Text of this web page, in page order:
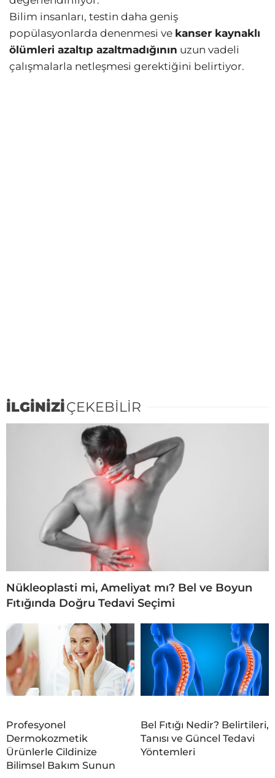
Bilim insanları, testin daha geniş
popülasyonlarda denenmesi ve kanser kaynaklı
ölümleri azaltıp azaltmadığının uzun vadeli
çalışmalarla netleşmesi gerektiğini belirtiyor.
İLGİNİZİÇEKEBİLİR
Nükleoplasti mi, Ameliyat mı? Bel ve Boyun
Fıtığında Doğru Tedavi Seçimi
Profesyonel
Dermokozmetik
Ürünlerle Cildinize
Bilimsel Bakım Sunun
Bel Fıtığı Nedir? Belirtileri,
Tanısı ve Güncel Tedavi
Yöntemleri